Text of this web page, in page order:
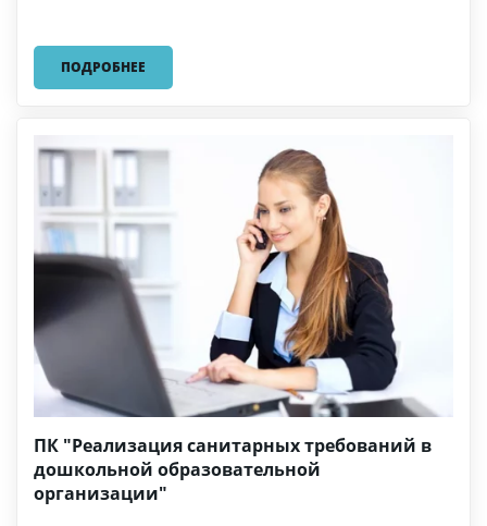
ПОДРОБНЕЕ
ПК "Реализация санитарных требований в
дошкольной образовательной
организации"